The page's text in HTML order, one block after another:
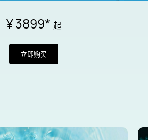
¥ 3899* 起
立即购买